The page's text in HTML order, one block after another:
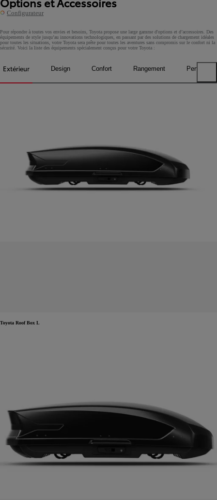
Configurateur
Pour répondre à toutes vos envies et besoins, Toyota propose une large gamme d'options et d’accessoires. Des
équipements de style jusqu’au innovations technologiques, en passant par des solutions de chargement idéales
pour toutes les situations, votre Toyota sera prête pour toutes les aventures sans compromis sur le confort ni la
sécurité. Voici la liste des équipements spécialement conçus pour votre Toyota :
Extérieur Design Confort Rangement Previous tabs
Toyota Roof Box L